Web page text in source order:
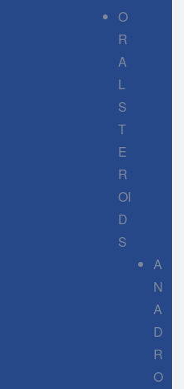
O
R
A
L
S
T
E
R
OI
D
S
A
N
A
D
R
O